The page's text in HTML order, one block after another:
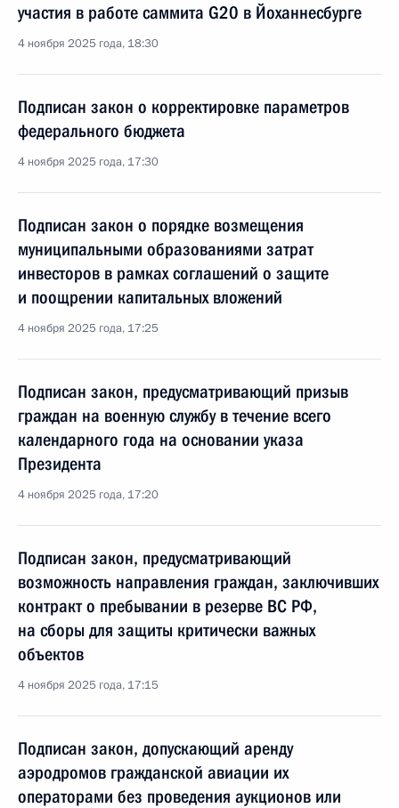
участия в работе саммита G20 в Йоханнесбурге
4 ноября 2025 года, 18:30
Подписан закон о корректировке параметров
федерального бюджета
4 ноября 2025 года, 17:30
Подписан закон о порядке возмещения
муниципальными образованиями затрат
инвесторов в рамках соглашений о защите
и поощрении капитальных вложений
4 ноября 2025 года, 17:25
Подписан закон, предусматривающий призыв
граждан на военную службу в течение всего
календарного года на основании указа
Президента
4 ноября 2025 года, 17:20
Подписан закон, предусматривающий
возможность направления граждан, заключивших
контракт о пребывании в резерве ВС РФ,
на сборы для защиты критически важных
объектов
4 ноября 2025 года, 17:15
Подписан закон, допускающий аренду
аэродромов гражданской авиации их
операторами без проведения аукционов или